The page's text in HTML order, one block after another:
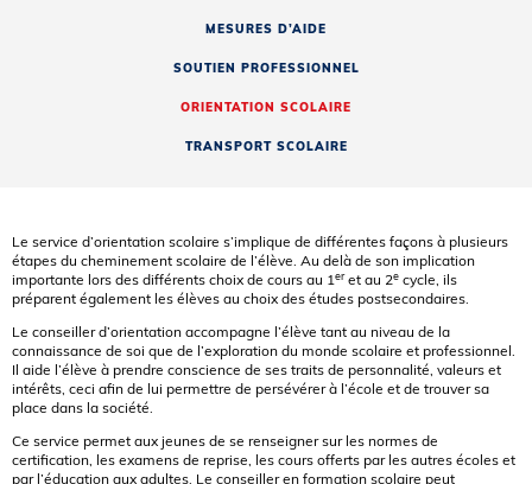
MESURES D’AIDE
SOUTIEN PROFESSIONNEL
ORIENTATION SCOLAIRE
TRANSPORT SCOLAIRE
Le service d’orientation scolaire s’implique de différentes façons à plusieurs
étapes du cheminement scolaire de l’élève. Au delà de son implication
importante lors des différents choix de cours au 1eret au 2e cycle, ils
préparent également les élèves au choix des études postsecondaires.
Le conseiller d’orientation accompagne l’élève tant au niveau de la
connaissance de soi que de l’exploration du monde scolaire et professionnel.
Il aide l’élève à prendre conscience de ses traits de personnalité, valeurs et
intérêts, ceci afin de lui permettre de persévérer à l’école et de trouver sa
place dans la société.
Ce service permet aux jeunes de se renseigner sur les normes de
certification, les examens de reprise, les cours offerts par les autres écoles et
par l’éducation aux adultes. Le conseiller en formation scolaire peut